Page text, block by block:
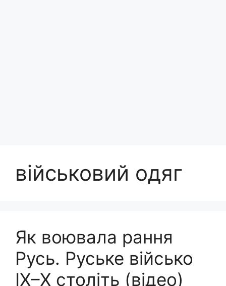
військовий одяг
Як воювала рання
Русь. Руське військо
ІХ–Х століть (відео)